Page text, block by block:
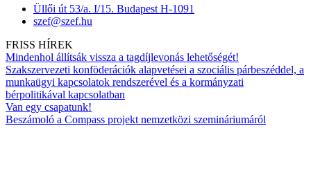
Üllői út 53/a. I/15. Budapest H-1091
szef@szef.hu
FRISS HÍREK
Mindenhol állítsák vissza a tagdíjlevonás lehetőségét!
Szakszervezeti konföderációk alapvetései a szociális párbeszéddel, a
munkaügyi kapcsolatok rendszerével és a kormányzati
bérpolitikával kapcsolatban
Van egy csapatunk!
Beszámoló a Compass projekt nemzetközi szemináriumáról